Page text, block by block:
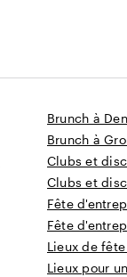
Brunch à
Brunch à
Clubs et
Clubs et
Fête
Fête
Lieux de
Lieux pour